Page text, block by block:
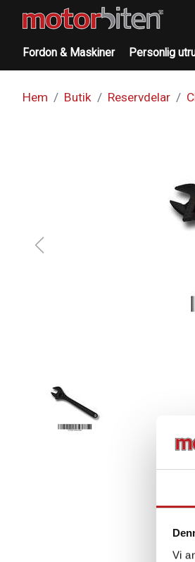
Vi
Fordon & Maskiner Personlig
Hem Butik Reservdelar